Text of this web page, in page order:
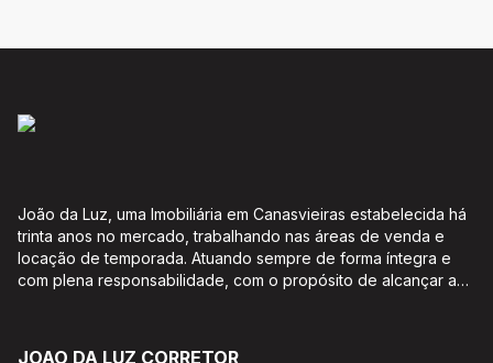
João da Luz, uma Imobiliária em Canasvieiras estabelecida há
trinta anos no mercado, trabalhando nas áreas de venda e
locação de temporada. Atuando sempre de forma íntegra e
com plena responsabilidade, com o propósito de alcançar a
JOAO DA LUZ CORRETOR